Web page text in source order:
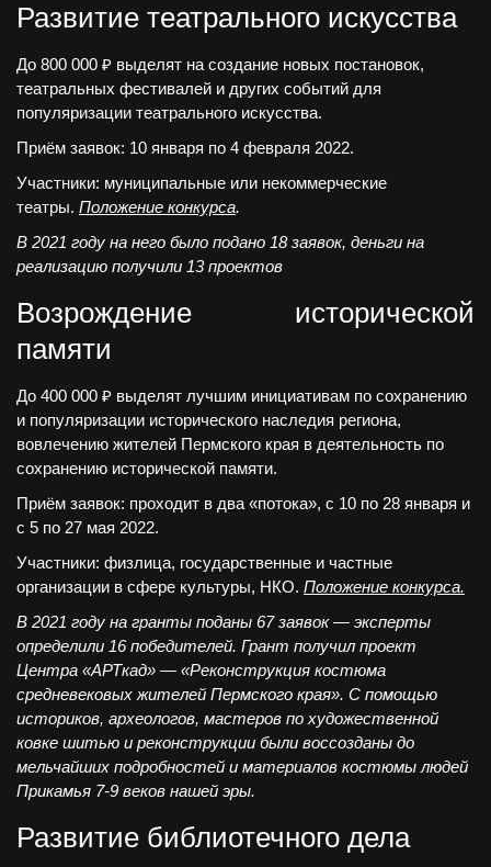
Развитие театрального искусства
До 800 000 ₽ выделят на создание новых постановок,
театральных фестивалей и других событий для
популяризации театрального искусства.
Приём заявок: 10 января по 4 февраля 2022.
Участники: муниципальные или некоммерческие
театры. Положение конкурса.
В 2021 году на него было подано 18 заявок, деньги на
реализацию получили 13 проектов
Возрождение исторической
памяти
До 400 000 ₽ выделят лучшим инициативам по сохранению
и популяризации исторического наследия региона,
вовлечению жителей Пермского края в деятельность по
сохранению исторической памяти.
Приём заявок: проходит в два «потока», с 10 по 28 января и
с 5 по 27 мая 2022.
Участники: физлица, государственные и частные
организации в сфере культуры, НКО. Положение конкурса.
В 2021 году на гранты поданы 67 заявок — эксперты
определили 16 победителей. Грант получил проект
Центра «АРТкад» — «Реконструкция костюма
средневековых жителей Пермского края». С помощью
историков, археологов, мастеров по художественной
ковке шитью и реконструкции были воссозданы до
мельчайших подробностей и материалов костюмы людей
Прикамья 7-9 веков нашей эры.
Развитие библиотечного дела